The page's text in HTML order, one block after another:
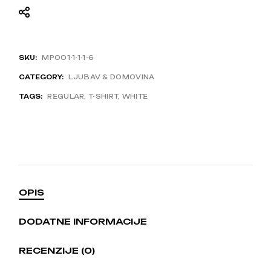
SKU: MP001-1-1-1-6
CATEGORY: LJUBAV & DOMOVINA
TAGS: REGULAR ,T-SHIRT, WHITE
OPIS
DODATNE INFORMACIJE
RECENZIJE (0)